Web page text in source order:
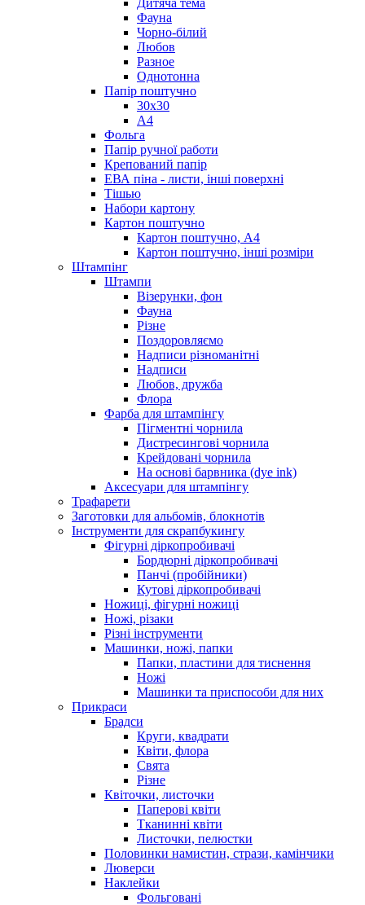
Фауна
Чорно-білий
Любов
Разное
Однотонна
Папір поштучно
30х30
А4
Фольга
Папір ручної работи
Крепований папір
ЕВА піна - листи, інші поверхні
Тішью
Набори картону
Картон поштучно
Картон поштучно, А4
Картон поштучно, інші розміри
Штампінг
Штампи
Візерунки, фон
Фауна
Різне
Поздоровляємо
Надписи різноманітні
Надписи
Любов, дружба
Флора
Фарба для штампінгу
Пігментні чорнила
Дистресингові чорнила
Крейдовані чорнила
На основі барвника (dye ink)
Аксесуари для штампінгу
Трафарети
Заготовки для альбомів, блокнотів
Інструменти для скрапбукингу
Фігурні діркопробивачі
Бордюрні діркопробивачі
Панчі (пробійники)
Кутові діркопробивачі
Ножиці, фігурні ножиці
Ножі, різаки
Різні інструменти
Машинки, ножі, папки
Папки, пластини для тиснення
Ножі
Машинки та приспособи для них
Прикраси
Брадси
Круги, квадрати
Квіти, флора
Свята
Різне
Квіточки, листочки
Паперові квіти
Тканинні квіти
Листочки, пелюстки
Половинки намистин, стрази, камінчики
Люверси
Наклейки
Фольговані